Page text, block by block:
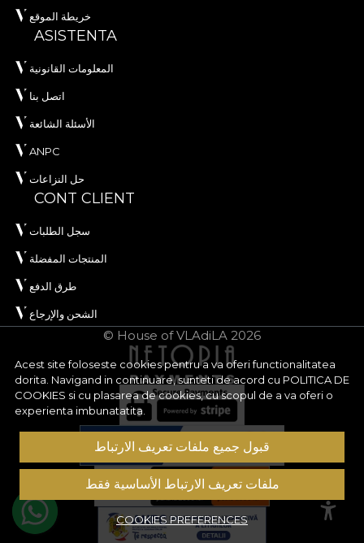
Acest site foloseste cookies pentru a va oferi functionalitatea
dorita. Navigand in continuare, sunteti de acord cu POLITICA DE
COOKIES si cu plasarea de cookies, cu scopul de a va oferi o
experienta imbunatatita.
قبول جميع ملفات تعريف الارتباط
ملفات تعريف الارتباط الأساسية فقط
COOKIES PREFERENCES
خريطة الموقع
ASISTENTA
المعلومات القانونية
اتصل بنا
الأسئلة الشائعة
ANPC
حل النزاعات
CONT CLIENT
سجل الطلبات
المنتجات المفضلة
طرق الدفع
الشحن والإرجاع
© House of VLAdiLA 2026